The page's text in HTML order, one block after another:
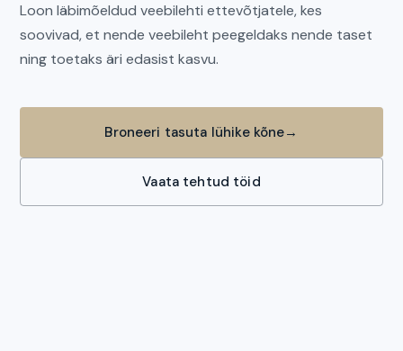
Loon läbimõeldud veebilehti ettevõtjatele, kes
soovivad, et nende veebileht peegeldaks nende taset
ning toetaks äri edasist kasvu.
Broneeri tasuta lühike kõne→
Vaata tehtud töid